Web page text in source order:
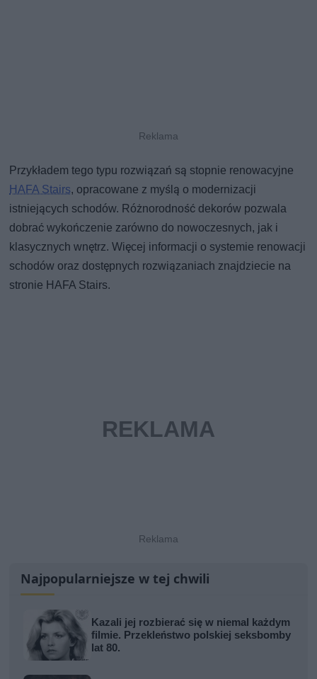
Przykładem tego typu rozwiązań są stopnie renowacyjne
HAFA Stairs, opracowane z myślą o modernizacji
istniejących schodów. Różnorodność dekorów pozwala
dobrać wykończenie zarówno do nowoczesnych, jak i
klasycznych wnętrz. Więcej informacji o systemie renowacji
schodów oraz dostępnych rozwiązaniach znajdziecie na
stronie HAFA Stairs.
Najpopularniejsze w tej chwili
Kazali jej rozbierać się w niemal każdym
filmie. Przekleństwo polskiej seksbomby
lat 80.